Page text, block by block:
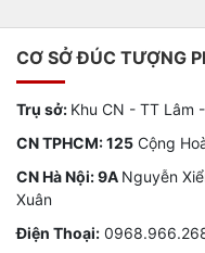
CƠ SỞ ĐÚC TƯỢNG
Trụ sở: Khu CN - TT Lâm
CN TPHCM: 125 Cộng
CN Hà Nội: 9A Nguyễn
Xuân
Điện Thoại: